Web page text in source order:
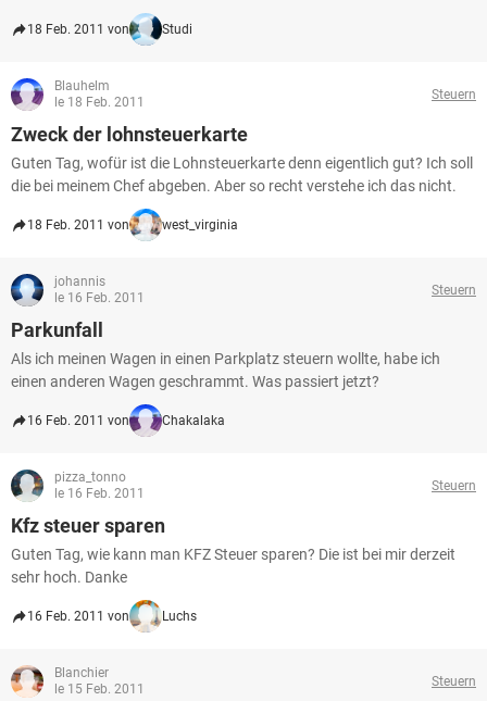
18 Feb. 2011 von Studi
Blauhelm
le 18 Feb. 2011
Steuern
Zweck der lohnsteuerkarte
Guten Tag, wofür ist die Lohnsteuerkarte denn eigentlich gut? Ich soll
die bei meinem Chef abgeben. Aber so recht verstehe ich das nicht.
18 Feb. 2011 von west_virginia
johannis
le 16 Feb. 2011
Steuern
Parkunfall
Als ich meinen Wagen in einen Parkplatz steuern wollte, habe ich
einen anderen Wagen geschrammt. Was passiert jetzt?
16 Feb. 2011 von Chakalaka
pizza_tonno
le 16 Feb. 2011
Steuern
Kfz steuer sparen
Guten Tag, wie kann man KFZ Steuer sparen? Die ist bei mir derzeit
sehr hoch. Danke
16 Feb. 2011 von Luchs
Blanchier
le 15 Feb. 2011
Steuern